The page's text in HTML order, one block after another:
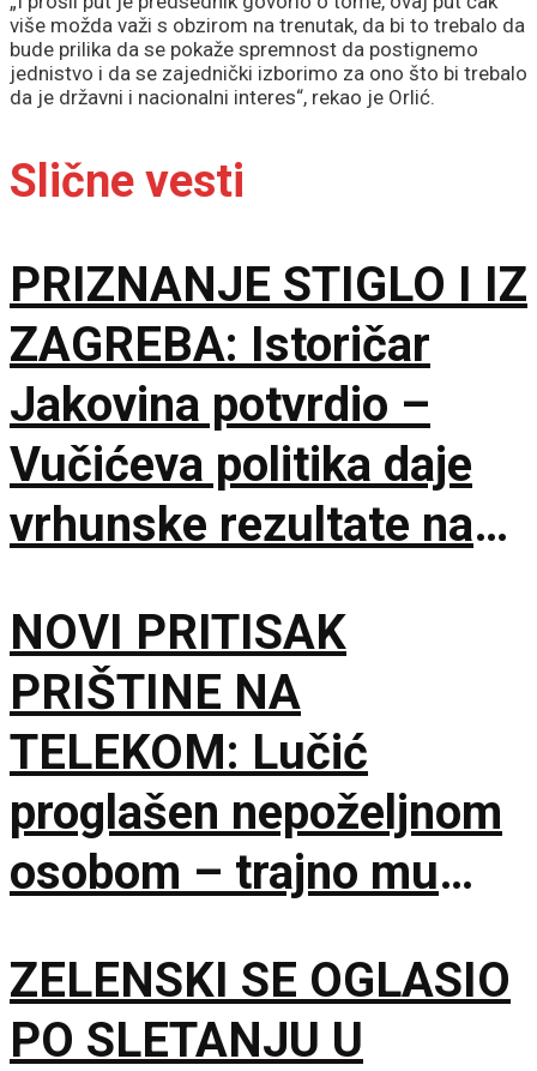
više možda važi s obzirom na trenutak, da bi to trebalo da
bude prilika da se pokaže spremnost da postignemo
jednistvo i da se zajednički izborimo za ono što bi trebalo
da je državni i nacionalni interes“, rekao je Orlić.
Slične vesti
PRIZNANJE STIGLO I IZ
ZAGREBA: Istoričar
Jakovina potvrdio –
Vučićeva politika daje
vrhunske rezultate na
NOVI PRITISAK
PRIŠTINE NA
TELEKOM: Lučić
proglašen nepoželjnom
osobom – trajno mu
KiM
ZELENSKI SE OGLASIO
PO SLETANJU U